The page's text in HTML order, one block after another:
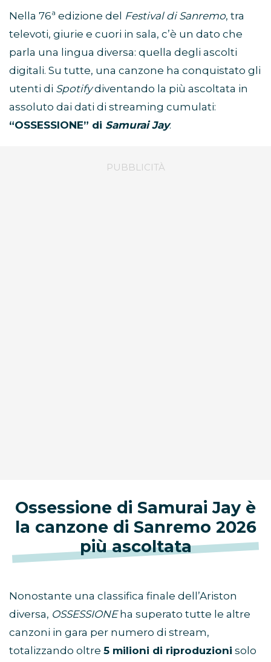
Nella 76ª edizione del Festival di Sanremo, tra
televoti, giurie e cuori in sala, c’è un dato che
parla una lingua diversa: quella degli ascolti
digitali. Su tutte, una canzone ha conquistato gli
utenti di Spotifydiventando la più ascoltata in
assoluto dai dati di streaming cumulati:
“OSSESSIONE” di Samurai Jay.
Ossessione di Samurai Jay è
la canzone di Sanremo 2026
più ascoltata
Nonostante una classifica finale dell’Ariston
diversa, OSSESSIONEha superato tutte le altre
canzoni in gara per numero di stream,
totalizzando oltre 5 milioni di riproduzioni solo